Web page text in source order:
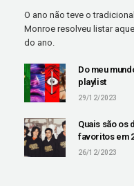
O ano não teve o
Monroe resolveu listar
do ano.
Do meu
playlist
29/12/2023
Quais são os
favoritos em
26/12/2023